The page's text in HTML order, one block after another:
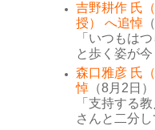
吉野耕作 氏
授） へ追悼
「いつもは
と歩く姿が今
森口雅彦 氏
悼 （8月2日）
「支持する
さんと二分し